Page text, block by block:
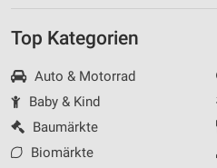
Top Kategorien
Auto & Motorrad
Baby & Kind
Baumärkte
Biomärkte